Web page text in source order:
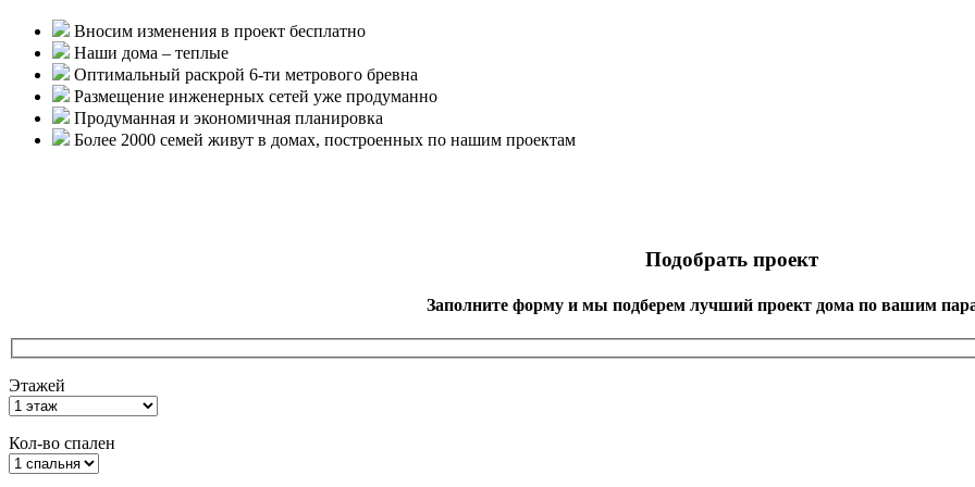
Вносим изменения в проект бесплатно
Наши дома – теплые
Оптимальный раскрой 6-ти метрового бревна
Размещение инженерных сетей уже продуманно
Продуманная и экономичная планировка
Более 2000 семей живут в домах, построенных по нашим проектам
Подобрать проект
Заполните форму и мы подберем лучший проект дома по вашим
Этажей
Кол-во спален